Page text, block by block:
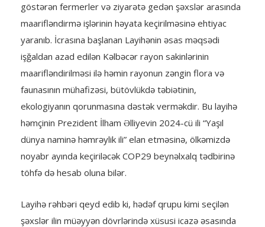
göstərən fermerler və ziyarətə gedən şəxslər arasında
maarifləndirmə işlərinin həyata keçirilməsinə ehtiyac
yaranıb. İcrasına başlanan Layihənin əsas məqsədi
işğaldan azad edilən Kəlbəcər rayon sakinlərinin
maarifləndirilməsi ilə həmin rayonun zəngin flora və
faunasının mühafizəsi, bütövlükdə təbiətinin,
ekologiyanın qorunmasına dəstək verməkdir. Bu layihə
həmçinin Prezident İlham Əlliyevin 2024-cü ili “Yaşıl
dünya naminə həmrəylik ili” elan etməsinə, ölkəmizdə
noyabr ayında keçiriləcək COP29 beynəlxalq tədbirinə
töhfə də hesab oluna bilər.
Layihə rəhbəri qeyd edib ki, hədəf qrupu kimi seçilən
şəxslər ilin müəyyən dövrlərində xüsusi icazə əsasında